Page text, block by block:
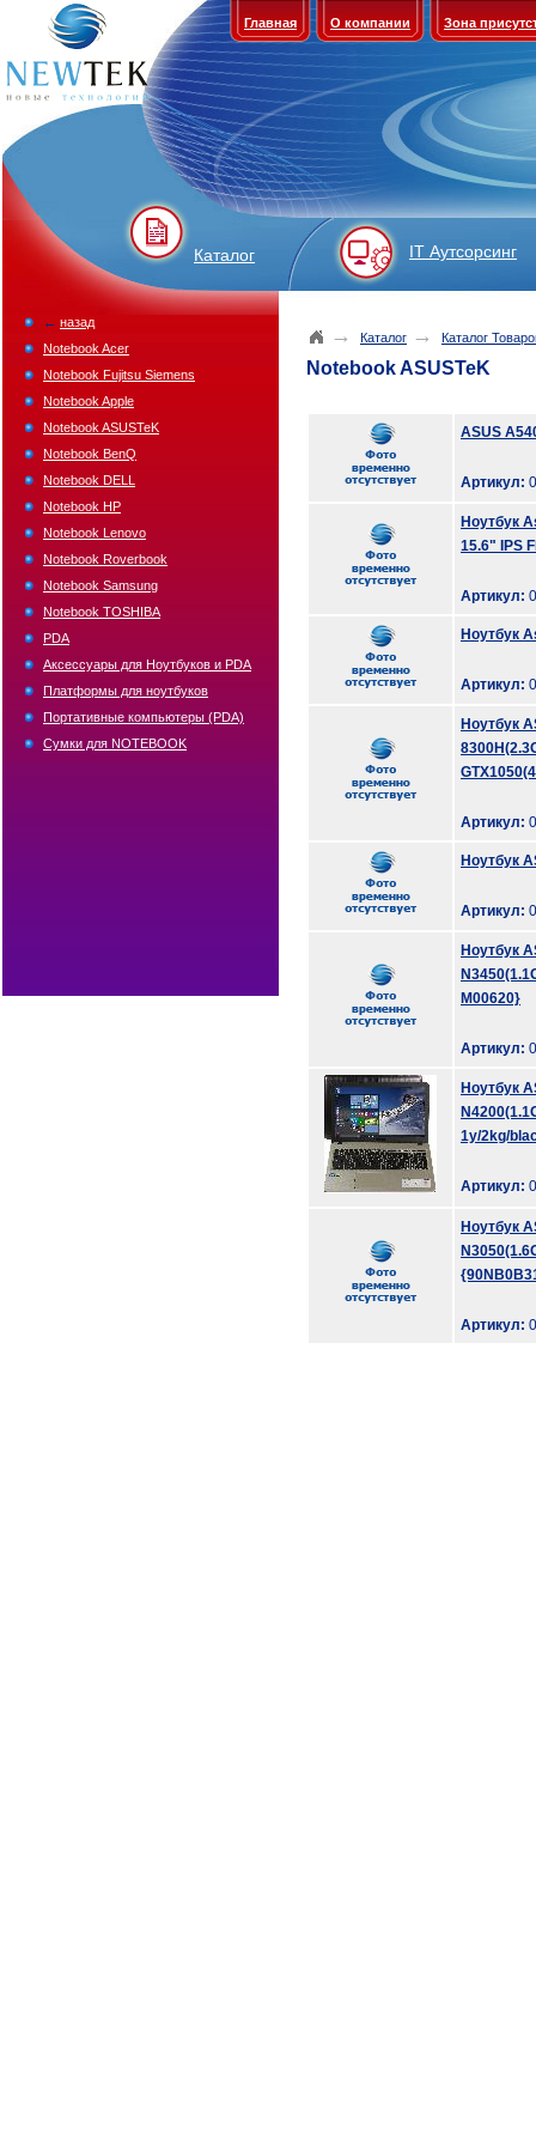
Главная О компании Зона
Каталог IT Аутсорсинг
→ Каталог → Каталог
Notebook ASUSTeK
ASUS
Артикул:
Ноутбук
15.6" IPS
Артикул:
Ноутбук
Артикул:
Ноутбук
Артикул:
Ноутбук
Артикул:
Ноутбук
M00620}
Артикул:
Ноутбук
1y/2kg/
Артикул:
Ноутбук
Артикул:
← назад
Notebook Acer
Notebook Fujitsu Siemens
Notebook Apple
Notebook ASUSTeK
Notebook BenQ
Notebook DELL
Notebook HP
Notebook Lenovo
Notebook Roverbook
Notebook Samsung
Notebook TOSHIBA
PDA
Аксессуары для Ноутбуков и PDA
Платформы для ноутбуков
Портативные компьютеры (PDA)
Сумки для NOTEBOOK